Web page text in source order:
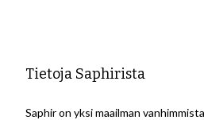
Tietoja Saphirista
Saphir on yksi maailman